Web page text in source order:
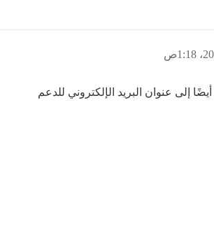
إلى عنوان البريد الإلكتروني للدعم